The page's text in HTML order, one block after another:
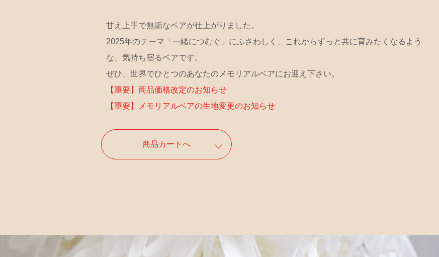
甘え上手で無垢なベアが仕上がりました。
2025年のテーマ「一緒につむぐ」にふさわしく、これからずっと共に育みたくなるよう
な、気持ち宿るベアです。
ぜひ、世界でひとつのあなたのメモリアルベアにお迎え下さい。
【重要】商品価格改定のお知らせ
【重要】メモリアルベアの生地変更のお知らせ
商品カートへ